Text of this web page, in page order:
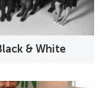
& White